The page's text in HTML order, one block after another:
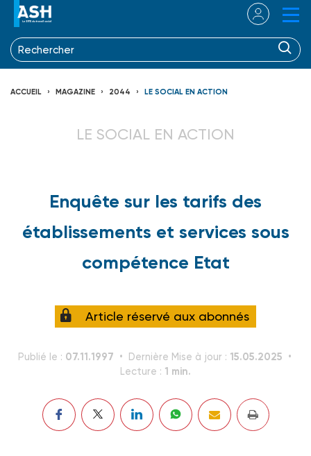
ACCUEIL MAGAZINE 2044 LE SOCIAL EN ACTION
LE SOCIAL EN ACTION
Enquête sur les tarifs des
établissements et services sous
compétence Etat
Article réservé aux abonnés
Publié le : 07.11.1997 Dernière Mise à jour : 15.05.2025
Lecture : 1 min.